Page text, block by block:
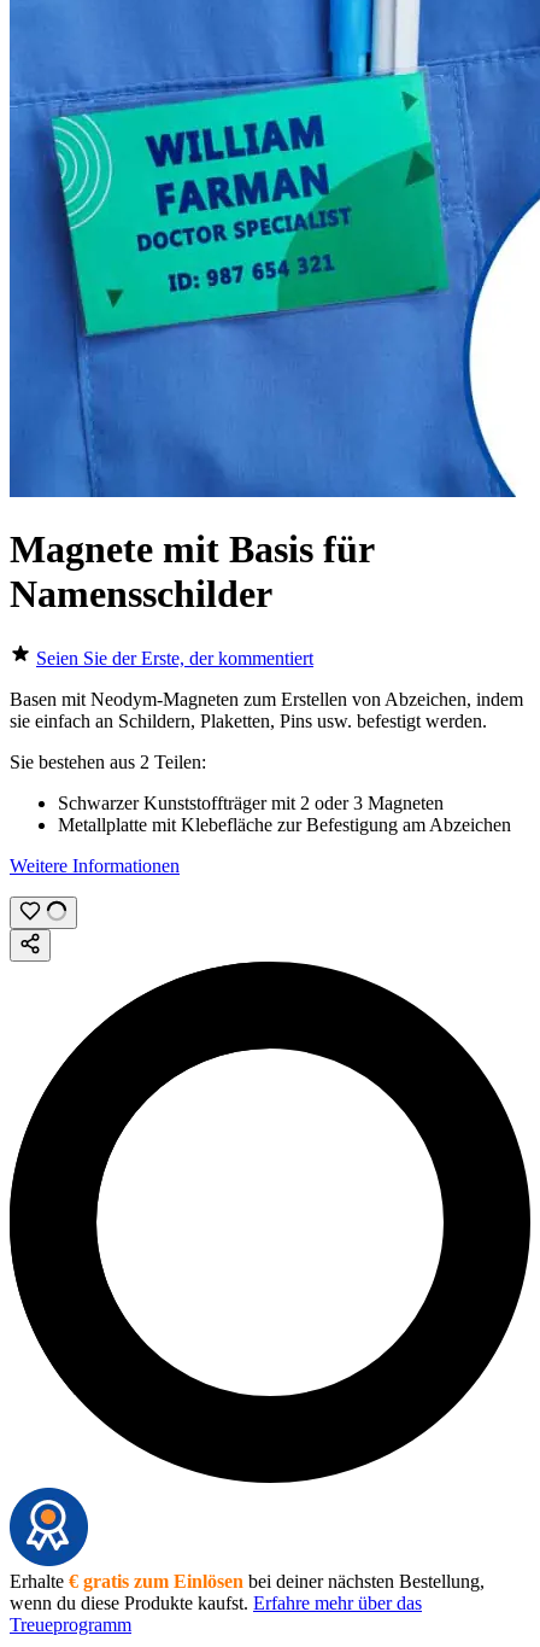
Magnete mit Basis für
Namensschilder
Seien Sie der Erste, der kommentiert
Basen mit Neodym-Magneten zum Erstellen von Abzeichen, indem
sie einfach an Schildern, Plaketten, Pins usw. befestigt werden.
Sie bestehen aus 2 Teilen:
Schwarzer Kunststoffträger mit 2 oder 3 Magneten
Metallplatte mit Klebefläche zur Befestigung am Abzeichen
Weitere Informationen
Erhalte € gratis zum Einlösen bei deiner nächsten Bestellung,
wenn du diese Produkte kaufst. Erfahre mehr über das
Treueprogramm